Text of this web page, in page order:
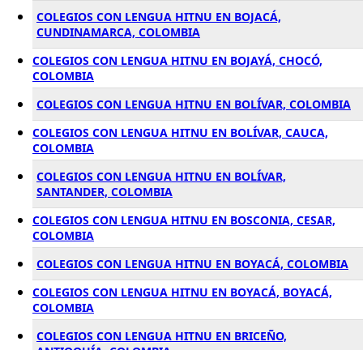
COLEGIOS CON LENGUA HITNU EN BOJACÁ,
CUNDINAMARCA, COLOMBIA
COLEGIOS CON LENGUA HITNU EN BOJAYÁ, CHOCÓ,
COLOMBIA
COLEGIOS CON LENGUA HITNU EN BOLÍVAR, COLOMBIA
COLEGIOS CON LENGUA HITNU EN BOLÍVAR, CAUCA,
COLOMBIA
COLEGIOS CON LENGUA HITNU EN BOLÍVAR,
SANTANDER, COLOMBIA
COLEGIOS CON LENGUA HITNU EN BOSCONIA, CESAR,
COLOMBIA
COLEGIOS CON LENGUA HITNU EN BOYACÁ, COLOMBIA
COLEGIOS CON LENGUA HITNU EN BOYACÁ, BOYACÁ,
COLOMBIA
COLEGIOS CON LENGUA HITNU EN BRICEÑO,